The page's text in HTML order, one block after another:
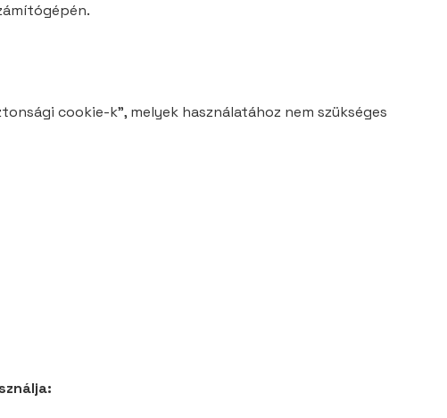
cookie-k”, melyek használatához nem szükséges